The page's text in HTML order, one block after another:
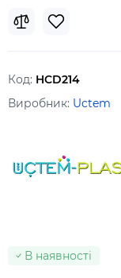
Код: HCD214
Виробник: Uctem
В наявності